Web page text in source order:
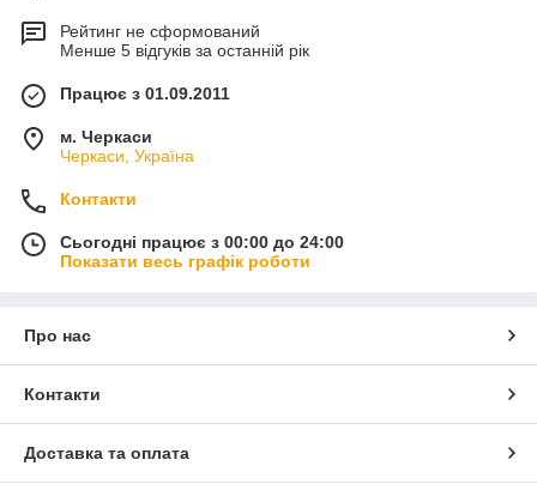
Рейтинг не сформований
Менше 5 відгуків за останній рік
Працює з 01.09.2011
м. Черкаси
Черкаси, Україна
Контакти
Сьогодні працює з 00:00 до 24:00
Показати весь графік роботи
Про нас
Контакти
Доставка та оплата